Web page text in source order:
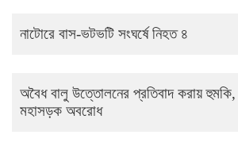
নাটোরে বাস-ভটভটি সংঘর্ষে নিহত ৪
অবৈধ বালু উত্তোলনের প্রতিবাদ করায় হুমকি,
মহাসড়ক অবরোধ